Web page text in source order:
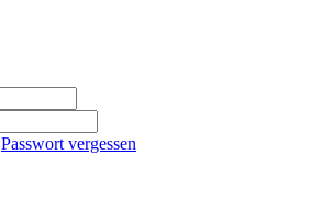
Passwort vergessen